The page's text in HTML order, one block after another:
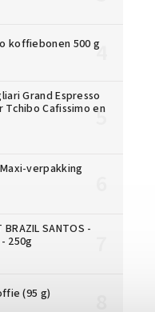
koffiebonen 500 g
Grand Espresso
Tchibo Cafissimo en
verpakking
BRAZIL SANTOS -
250g
(95 g)